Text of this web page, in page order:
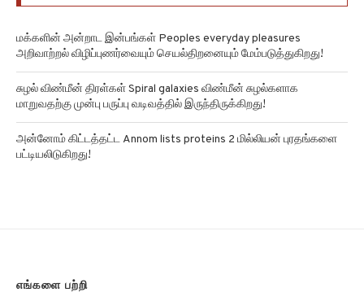
மக்களின் அன்றாட இன்பங்கள் Peoples everyday pleasures
அறிவாற்றல் விழிப்புணர்வையும் செயல்திறனையும் மேம்படுத்துகிறது!
சுழல் விண்மீன் திரள்கள் Spiral galaxies விண்மீன் சுழல்களாக
மாறுவதற்கு முன்பு பருப்பு வடிவத்தில் இருந்திருக்கிறது!
அன்னோம் கிட்டத்தட்ட Annom lists proteins 2 மில்லியன் புரதங்களை
பட்டியலிடுகிறது!
எங்களை பற்றி